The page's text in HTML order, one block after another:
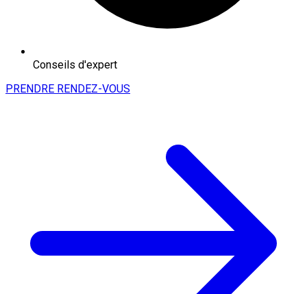
Conseils d'expert
PRENDRE RENDEZ-VOUS